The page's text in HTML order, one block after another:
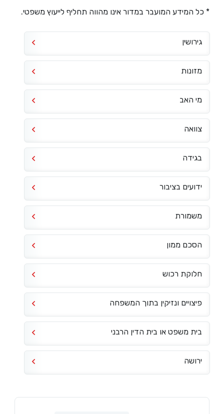
* כל המידע המועבר במדור אינו מהווה תחליף לייעוץ משפטי.
גירושין
מזונות
מי האב
צוואה
בגידה
ידועים בציבור
משמורת
הסכם ממון
חלוקת רכוש
פיצויים ונזיקין בתוך המשפחה
בית משפט או בית הדין הרבני
ירושה